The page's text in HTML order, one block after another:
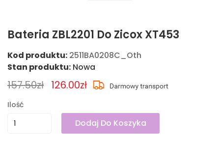
Bateria ZBL2201 Do Zicox XT453
Kod produktu: 2511BA0208C_Oth
Stan produktu: Nowa
157.50zł 126.00zł
Ilość
Dodaj Do Koszyka